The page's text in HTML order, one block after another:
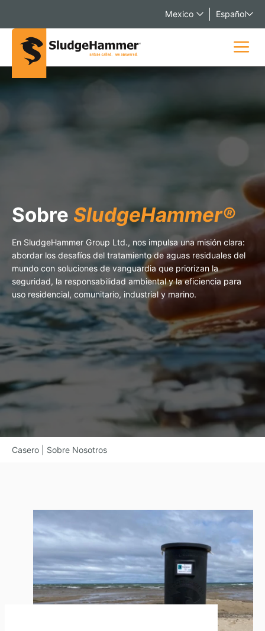
Mexico Español
Sobre SludgeHammer®
En SludgeHammer Group Ltd., nos impulsa una misión clara:
abordar los desafíos del tratamiento de aguas residuales del
mundo con soluciones de vanguardia que priorizan la
seguridad, la responsabilidad ambiental y la eficiencia para
uso residencial, comunitario, industrial y marino.
Casero Sobre Nosotros